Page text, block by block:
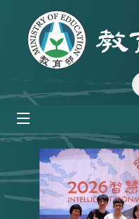
跳到主要內容區塊
:::